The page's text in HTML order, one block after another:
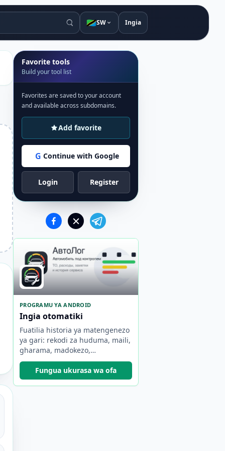
🇹🇿SW Ingia
Favorite tools
Build your tool list
Favorites are saved to your account
and available across subdomains.
Add favorite
G Continue with Google
Login Register
PROGRAMU YA ANDROID
Ingia otomatiki
Fuatilia historia ya matengenezo
ya gari: rekodi za huduma, maili,
gharama, madokezo,
vikumbusho na takwimu.
Fungua ukurasa wa ofa